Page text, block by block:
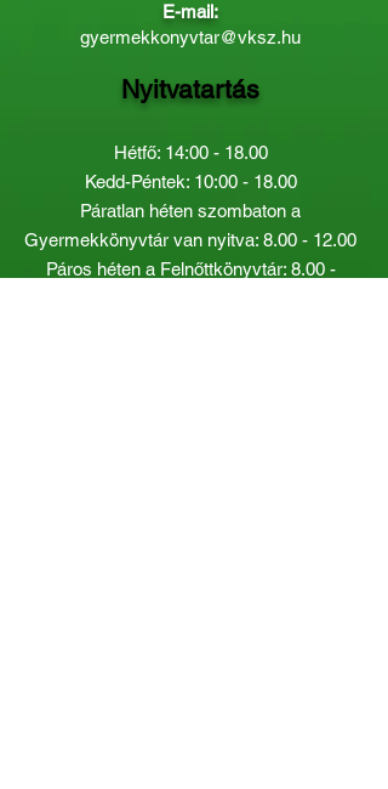
E-mail:
gyermekkonyvtar@vksz.hu
Nyitvatartás
Hétfő: 14:00 - 18.00
Kedd-Péntek: 10:00 - 18.00
Páratlan héten szombaton a
Gyermekkönyvtár van nyitva: 8.00 - 12.00
Páros héten a Felnőttkönyvtár: 8.00 -